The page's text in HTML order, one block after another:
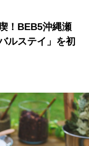
！BEB5沖縄瀬
ルステイ」を初